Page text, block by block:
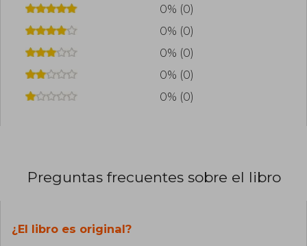
0% (0)
0% (0)
0% (0)
0% (0)
0% (0)
Preguntas frecuentes sobre el libro
¿El libro es original?